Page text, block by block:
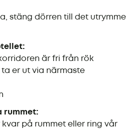
stäng dörren till det utrymme
är fri från rök
ta er ut via närmaste
rummet:
kvar på rummet eller ring vår